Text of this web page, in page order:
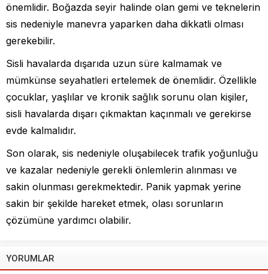
önemlidir. Boğazda seyir halinde olan gemi ve teknelerin
sis nedeniyle manevra yaparken daha dikkatli olması
gerekebilir.
Sisli havalarda dışarıda uzun süre kalmamak ve
mümkünse seyahatleri ertelemek de önemlidir. Özellikle
çocuklar, yaşlılar ve kronik sağlık sorunu olan kişiler,
sisli havalarda dışarı çıkmaktan kaçınmalı ve gerekirse
evde kalmalıdır.
Son olarak, sis nedeniyle oluşabilecek trafik yoğunluğu
ve kazalar nedeniyle gerekli önlemlerin alınması ve
sakin olunması gerekmektedir. Panik yapmak yerine
sakin bir şekilde hareket etmek, olası sorunların
çözümüne yardımcı olabilir.
YORUMLAR